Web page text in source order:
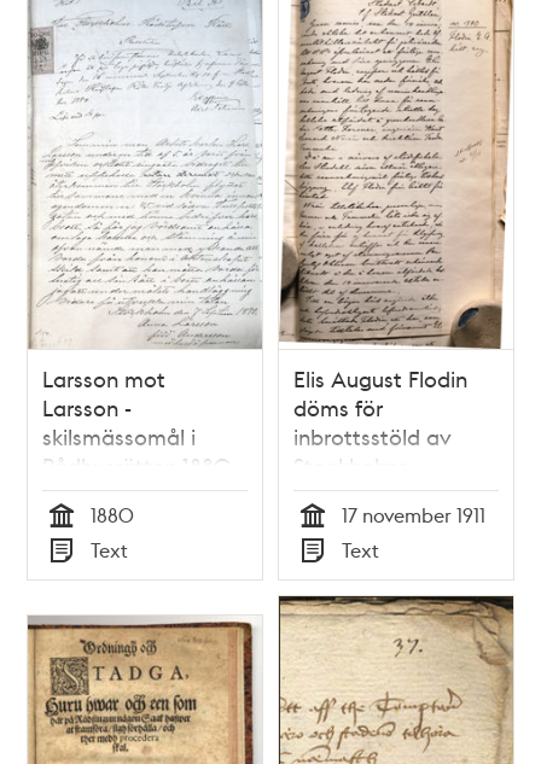
Larsson mot
Larsson -
skilsmässomål i
Rådhusrätten 1880
Tid
1880
Typ
Text
Elis August Flodin
döms för
inbrottsstöld av
Stockholms
rådhusrätt år 1911
Tid
17 november 1911
Typ
Text